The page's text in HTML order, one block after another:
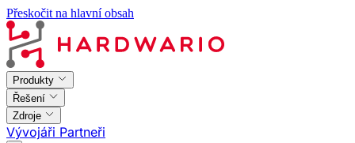
Přeskočit na hlavní obsah
Produkty
Řešení
Zdroje
Vývojáři Partneři